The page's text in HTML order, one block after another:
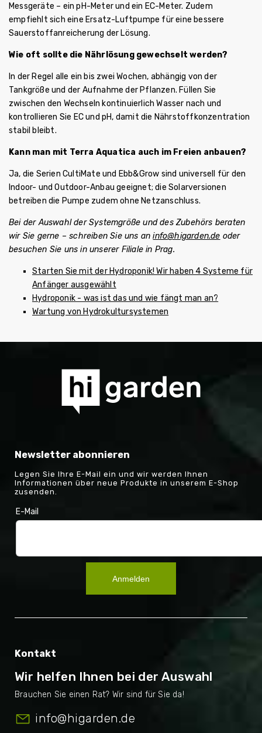
Messgeräte – ein pH-Meter und ein EC-Meter. Zudem
empfiehlt sich eine Ersatz-Luftpumpe für eine bessere
Sauerstoffanreicherung der Lösung.
Wie oft sollte die Nährlösung gewechselt werden?
In der Regel alle ein bis zwei Wochen, abhängig von der
Tankgröße und der Aufnahme der Pflanzen. Füllen Sie
zwischen den Wechseln kontinuierlich Wasser nach und
kontrollieren Sie EC und pH, damit die Nährstoffkonzentration
stabil bleibt.
Kann man mit Terra Aquatica auch im Freien anbauen?
Ja, die Serien CultiMate und Ebb&Grow sind universell für den
Indoor- und Outdoor-Anbau geeignet; die Solarversionen
betreiben die Pumpe zudem ohne Netzanschluss.
Bei der Auswahl der Systemgröße und des Zubehörs beraten
wir Sie gerne – schreiben Sie uns aninfo@higarden.de oder
besuchen Sie uns in unserer Filiale in Prag.
Starten Sie mit der Hydroponik! Wir haben 4 Systeme für
Anfänger ausgewählt
Hydroponik - was ist das und wie fängt man an?
Wartung von Hydrokultursystemen
Newsletter abonnieren
Legen Sie Ihre E-Mail ein und wir werden Ihnen
Informationen über neue Produkte in unserem E-Shop
zusenden.
E-Mail
Anmelden
Kontakt
Wir helfen Ihnen bei der Auswahl
info@higarden.de